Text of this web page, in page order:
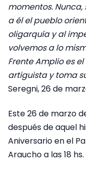
momentos.
a él el pueblo
oligarquía y al
volvemos a lo
Frente Amplio es
artiguista y toma
Seregni, 26 de
Este 26 de marzo
después de aquel
Aniversario en el
Araucho a las 18 hs.